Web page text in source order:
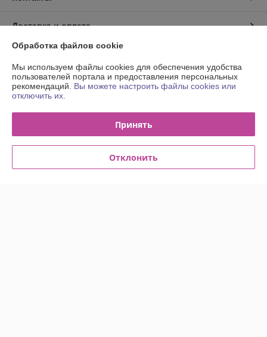
Доставка и оплата
Полная версия сайта
Сайт создан на платформе Deal.by
Обработка файлов cookie
Мы используем файлы cookies для обеспечения удобства
пользователей портала и предоставления персональных
рекомендаций. Вы можете настроить файлы cookies или
отключить их.
Принять
Отклонить